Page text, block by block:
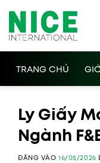
qua
nội
dung
TRANG CHỦ
Ly Giấy
Ngành
ĐĂNG VÀO16/05/2026